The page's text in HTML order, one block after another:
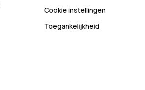
Cookie instellingen
Toegankelijkheid